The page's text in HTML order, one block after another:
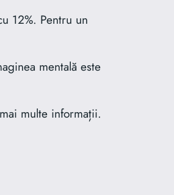
12%. Pentru un
mentală este
multe informații.